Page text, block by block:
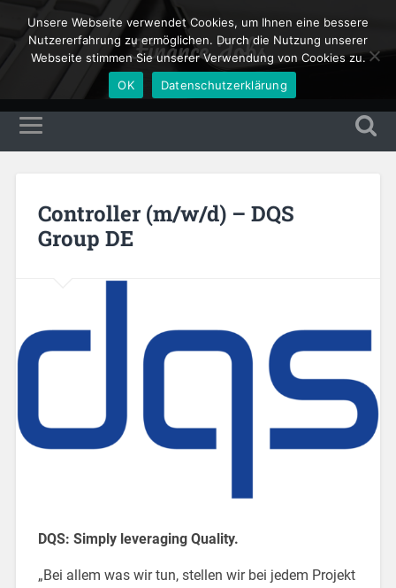
Finance Jobs
Controller (m/w/d) – DQS
Group DE
DQS: Simply leveraging Quality.
„Bei allem was wir tun, stellen wir bei jedem Projekt
Unsere Webseite verwendet Cookies, um Ihnen eine bessere
Nutzererfahrung zu ermöglichen. Durch die Nutzung unserer
Webseite stimmen Sie unserer Verwendung von Cookies zu.
OK
Datenschutzerklärung